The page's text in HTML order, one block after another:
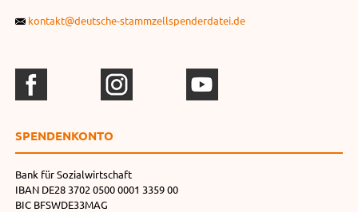
kontakt@deutsche-stammzellspenderdatei.de
SPENDEN­KONTO
Bank für Sozialwirtschaft
IBAN DE28 3702 0500 0001 3359 00
BIC BFSWDE33MAG